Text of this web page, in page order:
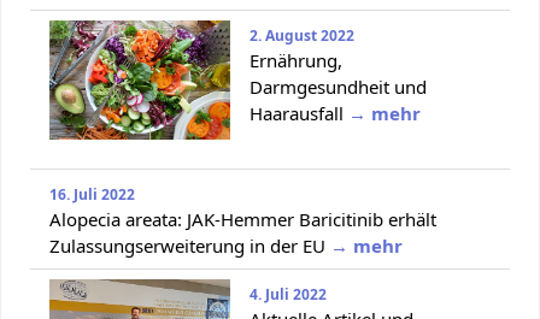
2. August 2022
Ernährung,
Darmgesundheit und
Haarausfall → mehr
16. Juli 2022
Alopecia areata: JAK-Hemmer Baricitinib erhält
Zulassungserweiterung in der EU → mehr
4. Juli 2022